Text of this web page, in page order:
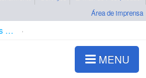
Área de imprensa
Bolsas e Auxílios Vigentes
MENU